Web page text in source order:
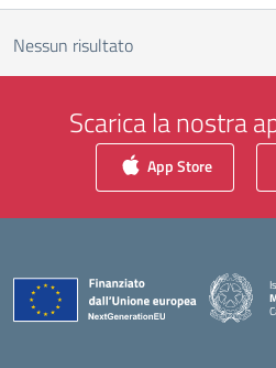
Nessun risultato
Scarica la nostra
App Store